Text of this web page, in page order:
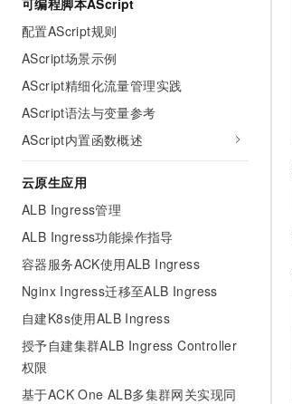
可编程脚本AScript
配置AScript规则
AScript场景示例
AScript精细化流量管理实践
AScript语法与变量参考
AScript内置函数概述
云原生应用
ALB Ingress管理
ALB Ingress功能操作指导
容器服务ACK使用ALB Ingress
Nginx Ingress迁移至ALB Ingress
自建K8s使用ALB Ingress
授予自建集群ALB Ingress Controller
权限
基于ACK One ALB多集群网关实现同